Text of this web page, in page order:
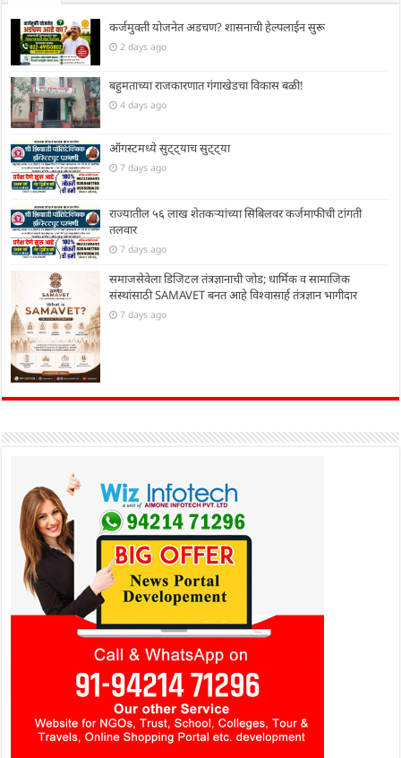
कर्जमुक्ती योजनेत अडचण? शासनाची हेल्पलाईन सुरू
2 days ago
बहुमताच्या राजकारणात गंगाखेडचा विकास बळी!
4 days ago
ऑगस्टमध्ये सुट्ट्याच सुट्ट्या
7 days ago
राज्यातील ५६ लाख शेतकऱ्यांच्या सिबिलवर कर्जमाफीची टांगती
तलवार
7 days ago
समाजसेवेला डिजिटल तंत्रज्ञानाची जोड; धार्मिक व सामाजिक
संस्थांसाठी SAMAVET बनत आहे विश्वासार्ह तंत्रज्ञान भागीदार
7 days ago